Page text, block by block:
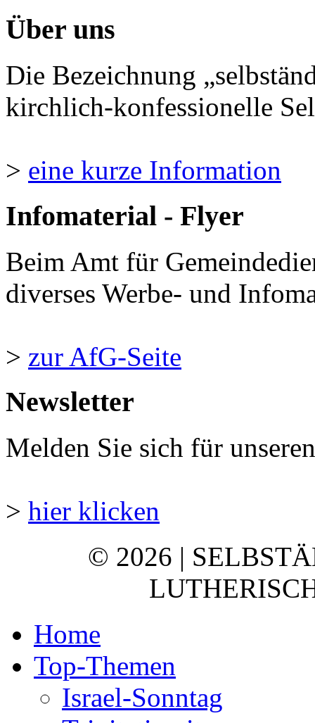
Über uns
Die Bezeichnung
kirchlich-konfessionelle
> eine kurze Information
Infomaterial - Flyer
Beim Amt für
diverses Werbe- und
> zur AfG-Seite
Newsletter
Melden Sie sich für
> hier klicken
© 2026 |
Home
Top-Themen
Israel-Sonntag